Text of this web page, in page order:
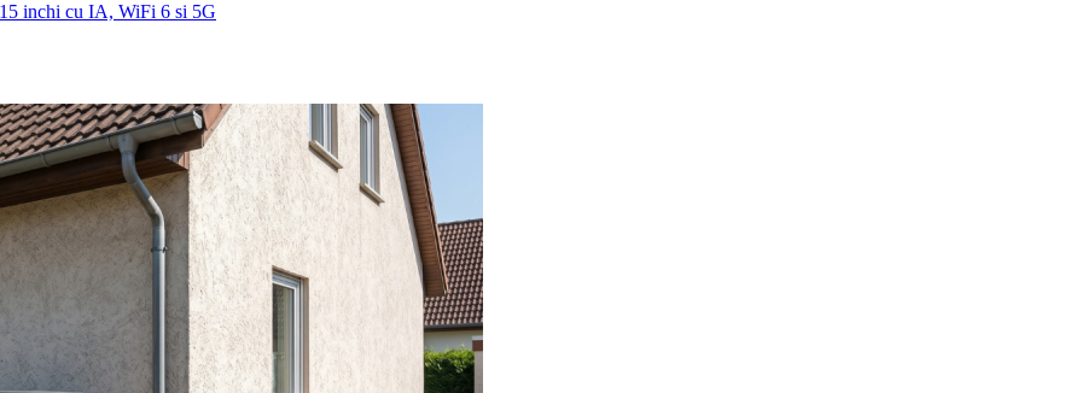
inchi cu IA, WiFi 6 si 5G